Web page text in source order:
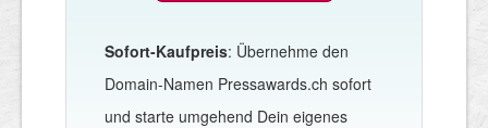
Sofort-Kaufpreis: Übernehme den
Domain-Namen Pressawards.ch sofort
und starte umgehend Dein eigenes